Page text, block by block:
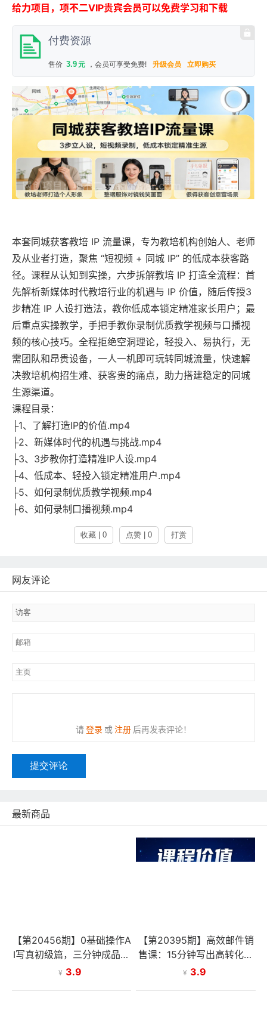
给力项目，项不二VIP贵宾会员可以免费学习和下载
付费资源
售价 3.9元 ，会员可享受免费! 升级会员 立即购买
本套同城获客教培 IP 流量课，专为教培机构创始人、老师
及从业者打造，聚焦 “短视频 + 同城 IP” 的低成本获客路
径。课程从认知到实操，六步拆解教培 IP 打造全流程：首
先解析新媒体时代教培行业的机遇与 IP 价值，随后传授3
步精准 IP 人设打造法，教你低成本锁定精准家长用户；最
后重点实操教学，手把手教你录制优质教学视频与口播视
频的核心技巧。全程拒绝空洞理论，轻投入、易执行，无
需团队和昂贵设备，一人一机即可玩转同城流量，快速解
决教培机构招生难、获客贵的痛点，助力搭建稳定的同城
生源渠道。
课程目录：
├1、了解打造IP的价值.mp4
├2、新媒体时代的机遇与挑战.mp4
├3、3步教你打造精准IP人设.mp4
├4、低成本、轻投入锁定精准用户.mp4
├5、如何录制优质教学视频.mp4
├6、如何录制口播视频.mp4
收藏 | 0 点赞 | 0 打赏
网友评论
请登录 或 注册 后再发表评论！
提交评论
最新商品
【第20456期】0基础操作A
I写真初级篇，三分钟成品，
无瑕疵，引流涨粉速成秘籍
¥ 3.9
【第20395期】高效邮件销
售课：15分钟写出高转化邮
件，四步公式+故事技巧，3
¥ 3.9